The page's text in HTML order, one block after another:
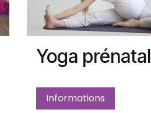
Yoga prénatal
Informations